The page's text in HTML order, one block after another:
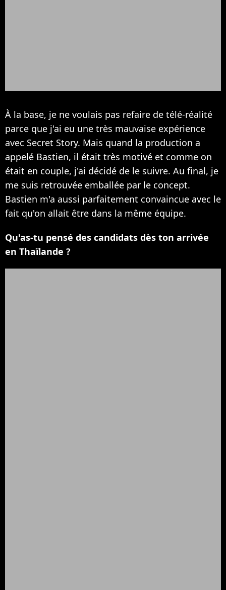
À la base, je ne voulais pas refaire de télé-réalité
parce que j'ai eu une très mauvaise expérience
avec Secret Story. Mais quand la production a
appelé Bastien, il était très motivé et comme on
était en couple, j'ai décidé de le suivre. Au final, je
me suis retrouvée emballée par le concept.
Bastien m'a aussi parfaitement convaincue avec le
fait qu'on allait être dans la même équipe.
Qu'as-tu pensé des candidats dès ton arrivée
en Thaïlande ?